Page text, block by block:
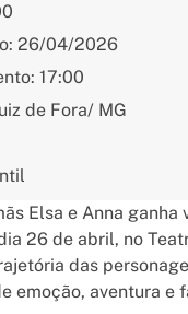
26/04/2026
17:00
de Fora/ MG
Elsa e Anna ganha
26 de abril, no
das
emoção, aventura e